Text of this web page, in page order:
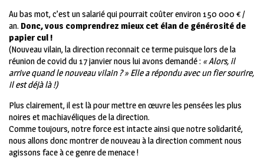
Au bas mot, c’est un salarié qui pourrait coûter environ 150 000 € /
an. Donc, vous comprendrez mieux cet élan de générosité de
papier cul !
(Nouveau vilain, la direction reconnait ce terme puisque lors de la
réunion de covid du 17 janvier nous lui avons demandé : « Alors, il
arrive quand le nouveau vilain ? » Elle a répondu avec un fier sourire,
il est déjà là !)
Plus clairement, il est là pour mettre en œuvre les pensées les plus
noires et machiavéliques de la direction.
Comme toujours, notre force est intacte ainsi que notre solidarité,
nous allons donc montrer de nouveau à la direction comment nous
agissons face à ce genre de menace !